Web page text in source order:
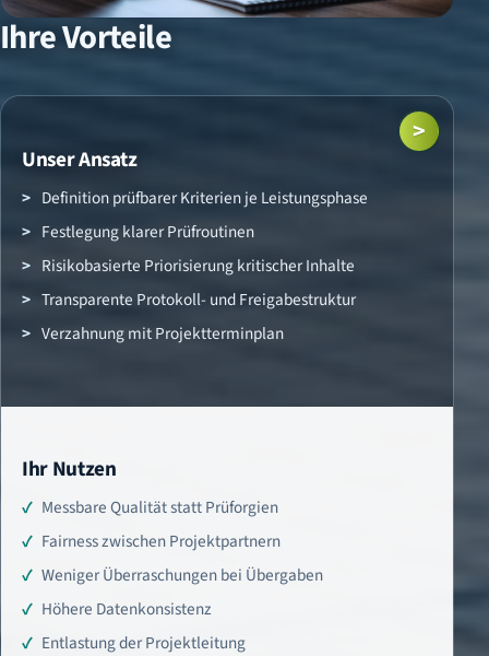
Ihre Vorteile
Unser Ansatz
Definition prüfbarer Kriterien je Leistungsphase
Festlegung klarer Prüfroutinen
Risikobasierte Priorisierung kritischer Inhalte
Transparente Protokoll- und Freigabestruktur
Verzahnung mit Projektterminplan
>
Ihr Nutzen
Messbare Qualität statt Prüforgien
Fairness zwischen Projektpartnern
Weniger Überraschungen bei Übergaben
Höhere Datenkonsistenz
Entlastung der Projektleitung